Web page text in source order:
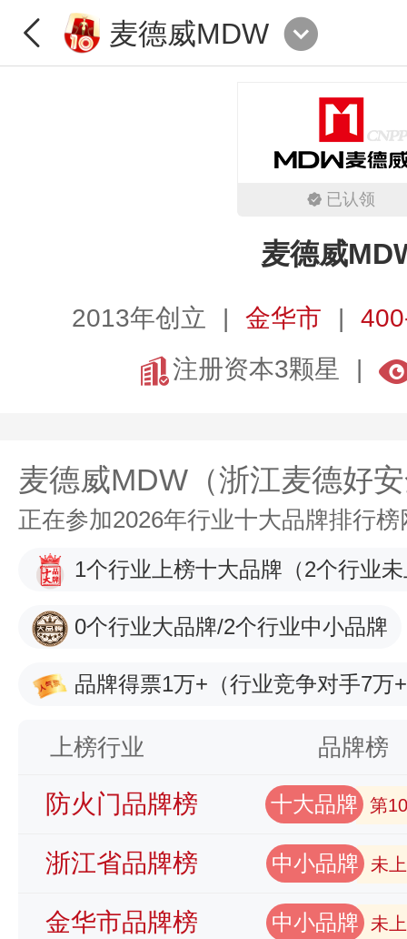
麦德威MDW
已认领
麦德威
2013年创立 金华市
注册资本3颗星
麦德威MDW（浙江麦德好
正在参加2026年行业十大品牌排行
1个行业上榜十大品牌 （2个行业
0个行业大品牌/2个行业中小品牌
品牌得票1万+ （行业竞争对手7万
上榜行业 品牌榜
防火门品牌榜 十大品牌 第
浙江省品牌榜 中小品牌 未
金华市品牌榜 中小品牌 未